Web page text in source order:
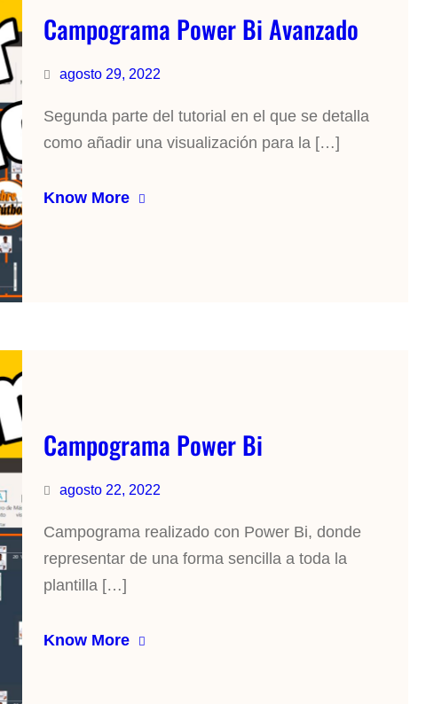
Campograma Power Bi Avanzado
agosto 29, 2022
Segunda parte del tutorial en el que se detalla
como añadir una visualización para la […]
Know More
Campograma Power Bi
agosto 22, 2022
Campograma realizado con Power Bi, donde
representar de una forma sencilla a toda la
plantilla […]
Know More